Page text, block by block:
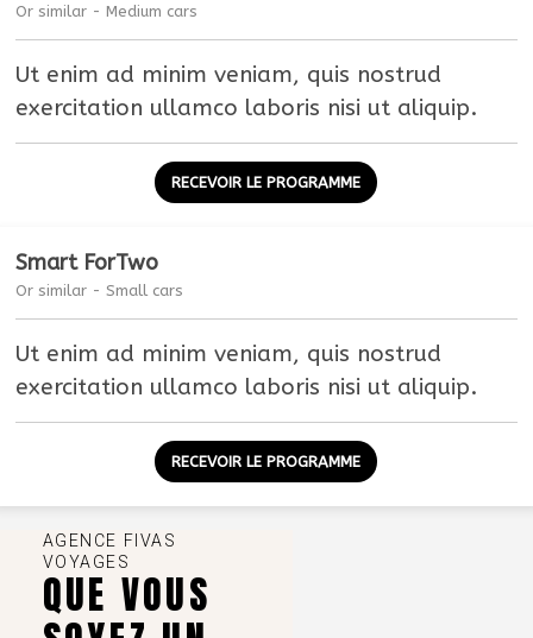
Or similar - Medium cars
Ut enim ad minim veniam, quis nostrud
exercitation ullamco laboris nisi ut aliquip.
RECEVOIR LE PROGRAMME
Smart ForTwo
Or similar - Small cars
Ut enim ad minim veniam, quis nostrud
exercitation ullamco laboris nisi ut aliquip.
RECEVOIR LE PROGRAMME
AGENCE FIVAS
VOYAGES
QUE VOUS